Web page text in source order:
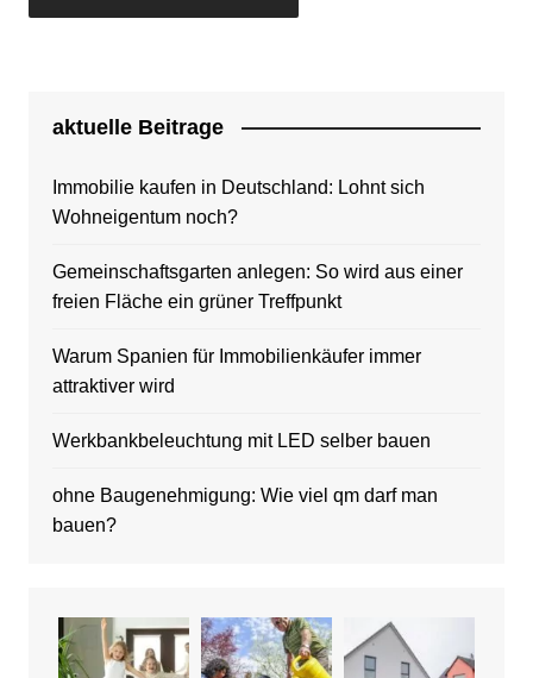
aktuelle Beitrage
Immobilie kaufen in Deutschland: Lohnt sich
Wohneigentum noch?
Gemeinschaftsgarten anlegen: So wird aus einer
freien Fläche ein grüner Treffpunkt
Warum Spanien für Immobilienkäufer immer
attraktiver wird
Werkbankbeleuchtung mit LED selber bauen
ohne Baugenehmigung: Wie viel qm darf man
bauen?